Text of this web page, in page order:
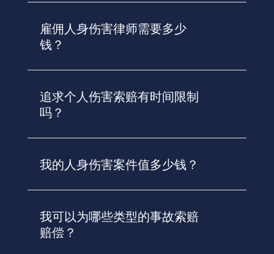
雇佣人身伤害律师需要多少
钱？
追求个人伤害索赔有时间限制
吗？
我的人身伤害案件值多少钱？
我可以为哪些类型的事故索赔
赔偿？